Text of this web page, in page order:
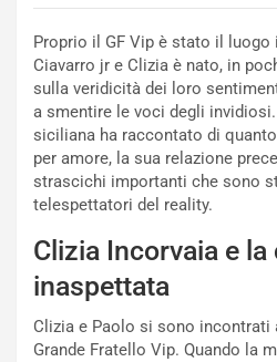
Proprio il GF Vip è stato il luogo
Ciavarro jr e Clizia è nato, in
sulla veridicità dei loro
a smentire le voci degli
siciliana ha raccontato di
per amore, la sua relazione
strascichi importanti che sono
telespettatori del reality.
Clizia Incorvaia e
inaspettata
Clizia e Paolo si sono incontrati
Grande Fratello Vip. Quando la